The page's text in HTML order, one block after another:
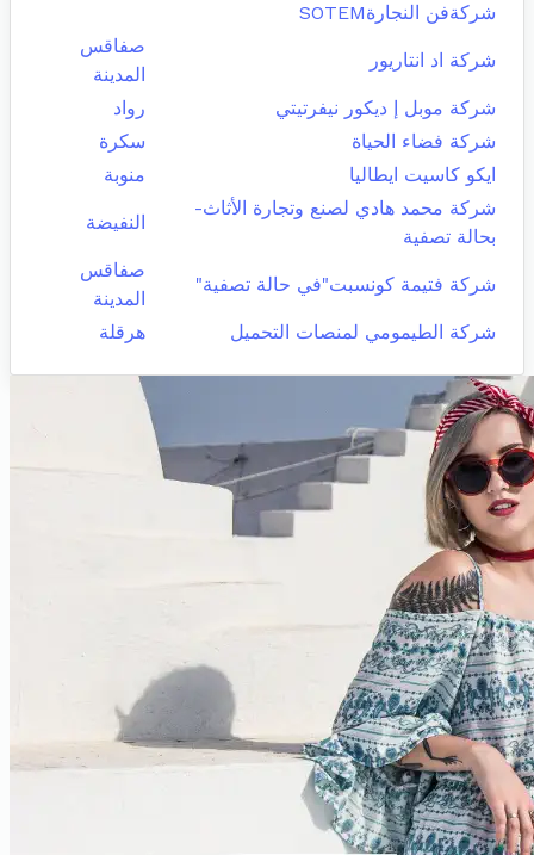
شركةفن النجارةSOTEM
شركة اد انتاريور
صفاقس
المدينة
شركة موبل إ ديكور نيفرتيتي
رواد
شركة فضاء الحياة
سكرة
ايكو كاسيت ايطاليا
منوبة
شركة محمد هادي لصنع وتجارة الأثاث-
بحالة تصفية
النفيضة
شركة فتيمة كونسبت"في حالة تصفية"
صفاقس
المدينة
شركة الطيمومي لمنصات التحميل
هرقلة